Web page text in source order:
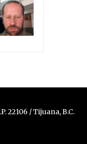
22106 / Tijuana, B.C.